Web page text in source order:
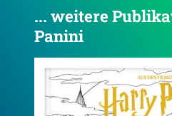
... weitere
Panini